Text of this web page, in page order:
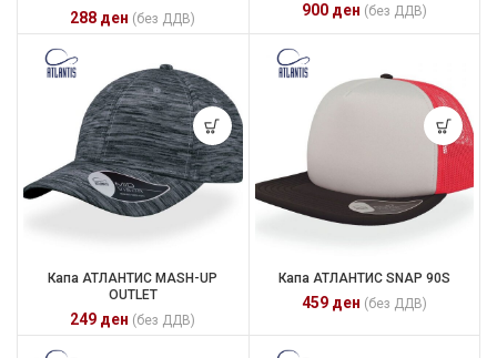
288 ден (без ДДВ)
900 ден (без ДДВ)
Капа АТЛАНТИС MASH-UP
OUTLET
249 ден (без ДДВ)
Капа АТЛАНТИС SNAP 90S
459 ден (без ДДВ)